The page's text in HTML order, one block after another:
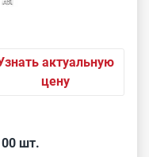
актуальную
цену
шт.